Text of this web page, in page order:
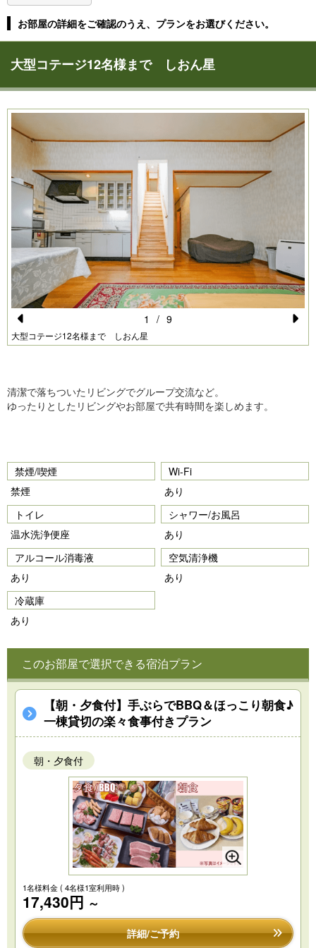
お部屋の詳細をご確認のうえ、プランをお選びください。
大型コテージ12名様まで しおん星
Pr
o
大型コテージ12名様まで しおん星
1 / 9
清潔で落ちついたリビングでグループ交流など。
ゆったりとしたリビングやお部屋で共有時間を楽しめます。
禁煙/喫煙
禁煙
Wi-Fi
あり
トイレ
温水洗浄便座
シャワー/お風呂
あり
アルコール消毒液
あり
空気清浄機
あり
冷蔵庫
あり
このお部屋で選択できる宿泊プラン
【朝・夕食付】手ぶらでBBQ＆ほっこり朝食♪
一棟貸切の楽々食事付きプラン
朝・夕食付
1名様料金( 4名様1室利用時 )
17,430円 ～
詳細/ご予約